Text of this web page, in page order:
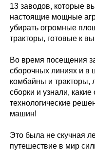
13 заводов, которые
настоящие мощные
убирать огромные
тракторы, готовые к
Во время посещения
сборочных линиях и в
комбайны и тракторы,
сборки и узнали,
технологические
машин!
Это была не скучная
путешествие в мир